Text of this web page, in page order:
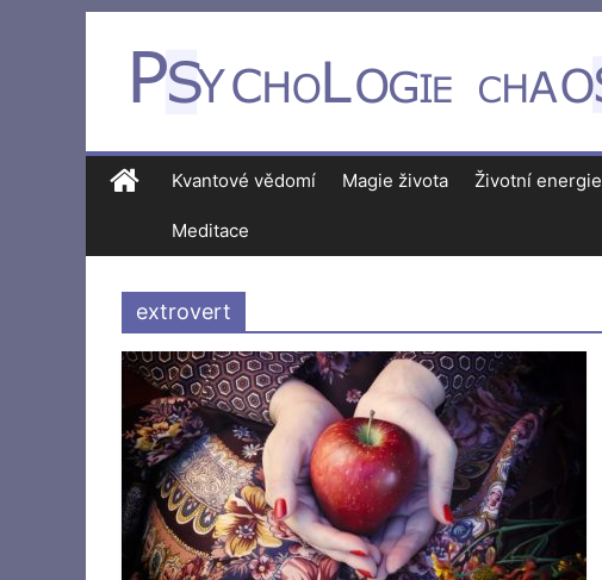
Kvantové vědomí Magie života Životní energie
Meditace
extrovert